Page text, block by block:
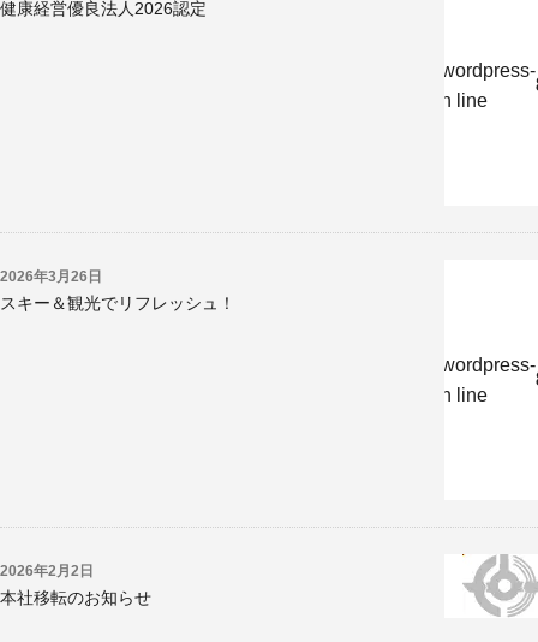
健康経営優良法人2026認定
jp/r/e/gmoserver/8/6/sd0819286/kyoritsukogyo.jp/wordpress-
wp-content/themes/krk/single.php on line
2026年3月26日
スキー＆観光でリフレッシュ！
jp/r/e/gmoserver/8/6/sd0819286/kyoritsukogyo.jp/wordpress-
wp-content/themes/krk/single.php on line
2026年2月2日
本社移転のお知らせ